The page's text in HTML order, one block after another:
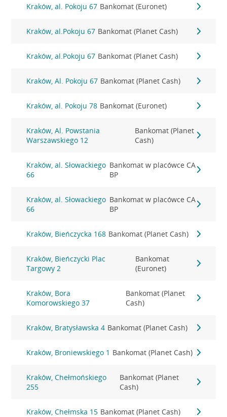
Kraków, al. Pokoju 67 Bankomat (Euronet)
Kraków, al.Pokoju 67 Bankomat (Planet Cash)
Kraków, al.Pokoju 67 Bankomat (Planet Cash)
Kraków, Al. Pokoju 67 Bankomat (Planet Cash)
Kraków, al. Pokoju 78 Bankomat (Euronet)
Kraków, Al. Powstania
Warszawskiego 12
Bankomat (Planet
Cash)
Kraków, al. Słowackiego
66
Bankomat w placówce CA
BP
Kraków, al. Słowackiego
66
Bankomat w placówce CA
BP
Kraków, Bieńczycka 168 Bankomat (Planet Cash)
Kraków, Bieńczycki Plac
Targowy 2
Bankomat
(Euronet)
Kraków, Bora
Komorowskiego 37
Bankomat (Planet
Cash)
Kraków, Bratysławska 4 Bankomat (Planet Cash)
Kraków, Broniewskiego 1 Bankomat (Planet Cash)
Kraków, Chełmońskiego
255
Bankomat (Planet
Cash)
Kraków, Chełmska 15 Bankomat (Planet Cash)